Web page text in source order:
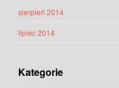
sierpień 2014
lipiec 2014
Kategorie